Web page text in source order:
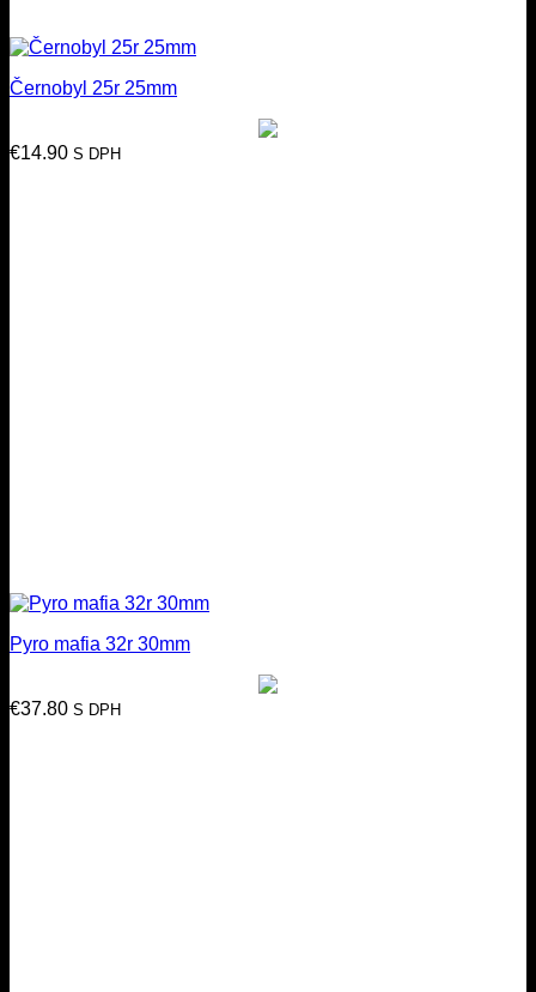
Černobyl 25r 25mm
€14.90 S DPH
Pyro mafia 32r 30mm
€37.80 S DPH